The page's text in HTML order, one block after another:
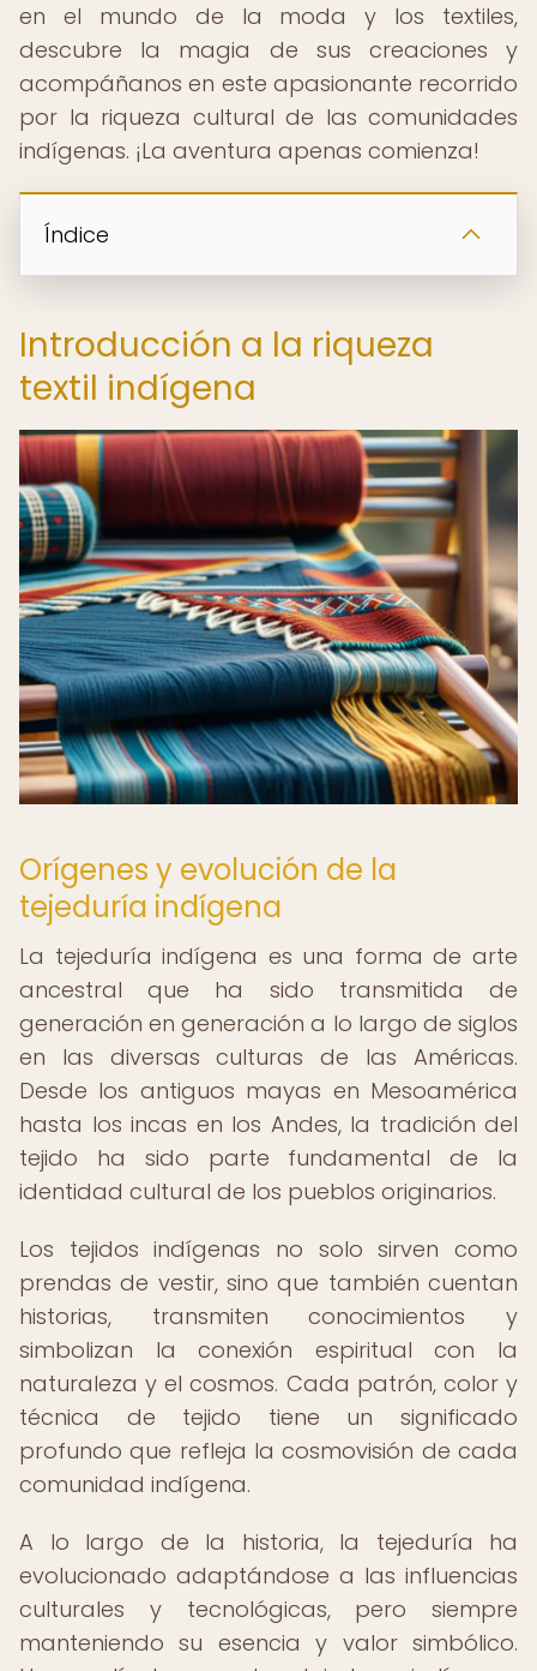
en el mundo de la moda y los textiles,
descubre la magia de sus creaciones y
acompáñanos en este apasionante recorrido
por la riqueza cultural de las comunidades
indígenas. ¡La aventura apenas comienza!
Índice
Introducción a la riqueza
textil indígena
Orígenes y evolución de la
tejeduría indígena
La tejeduría indígena es una forma de arte
ancestral que ha sido transmitida de
generación en generación a lo largo de siglos
en las diversas culturas de las Américas.
Desde los antiguos mayas en Mesoamérica
hasta los incas en los Andes, la tradición del
tejido ha sido parte fundamental de la
identidad cultural de los pueblos originarios.
Los tejidos indígenas no solo sirven como
prendas de vestir, sino que también cuentan
historias, transmiten conocimientos y
simbolizan la conexión espiritual con la
naturaleza y el cosmos. Cada patrón, color y
técnica de tejido tiene un significado
profundo que refleja la cosmovisión de cada
comunidad indígena.
A lo largo de la historia, la tejeduría ha
evolucionado adaptándose a las influencias
culturales y tecnológicas, pero siempre
manteniendo su esencia y valor simbólico.